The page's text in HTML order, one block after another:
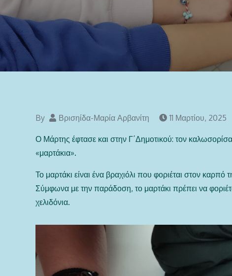
By Βρισηίδα-Μαρία Αρβανίτη 11 Μαρτίου, 2025
Ο Μάρτης έφτασε και στην Γ΄Δημοτικού: τον
«μαρτάκια».
Το μαρτάκι είναι ένα βραχιόλι που φοριέται στον
Σύμφωνα με την παράδοση, το μαρτάκι πρέπει να
χελιδόνια.